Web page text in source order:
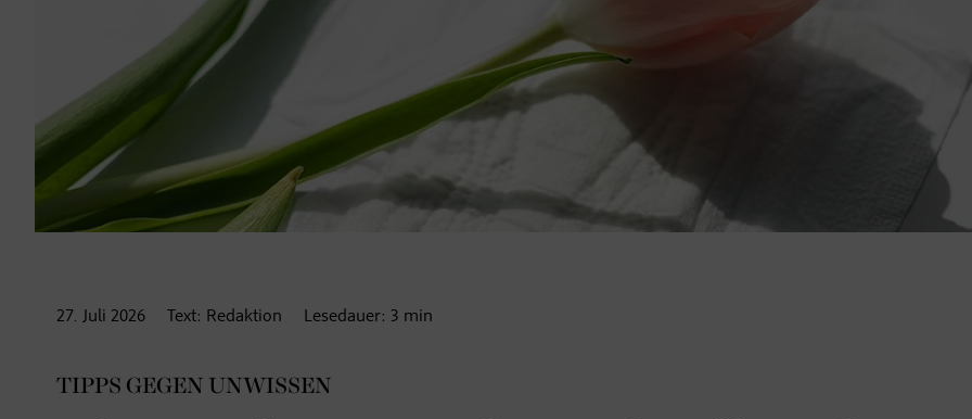
27. Juli 2026 Text: Redaktion Lesedauer: 3 min
TIPPS GEGEN UNWISSEN